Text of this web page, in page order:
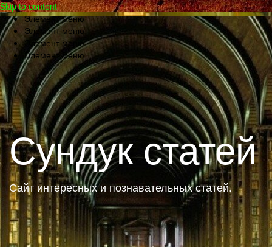
Skip to content
Элемент меню
Элемент меню
Элемент меню
Элемент меню
Сундук статей
Сайт интересных и познавательных статей.